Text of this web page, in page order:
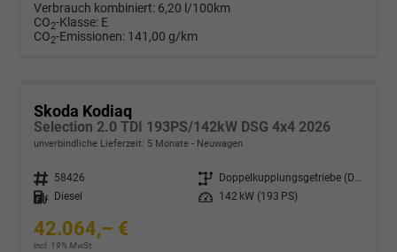
Verbrauch kombiniert: 6,20 l/100km
CO2-Klasse: E
CO2-Emissionen: 141,00 g/km
Skoda Kodiaq
Selection 2.0 TDI 193PS/142kW DSG 4x4 2026
unverbindliche Lieferzeit: 5 Monate Neuwagen
Fahrzeugnr. 58426 Getriebe
Doppelkupplungsgetriebe (DSG)
Kraftstoff
Diesel Leistung 142 kW (193 PS)
42.064,– €
incl. 19% MwSt.